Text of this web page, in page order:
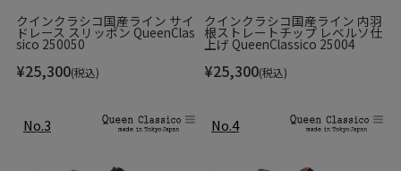
クインクラシコ国産ライン サイ
ドレース スリッポン QueenClas
sico 250050
¥25,300(税込)
クインクラシコ国産ライン 内羽
根ストレートチップ レベルソ仕
上げ QueenClassico 25004
¥25,300(税込)